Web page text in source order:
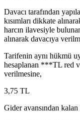
Davacı tarafından
kısımları dikkate
harcın ilavesiyle
alınarak davacıya
Tarifenin aynı hükmü
hesaplanan ***TL red
verilmesine,
3,75 TL
Gider avansından